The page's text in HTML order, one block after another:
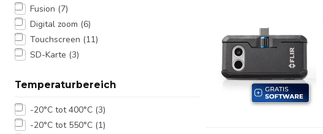
Fusion (7)
Digital zoom (6)
Touchscreen (11)
SD-Karte (3)
Temperaturbereich
-20°C tot 400°C (3)
-20°C tot 550°C (1)